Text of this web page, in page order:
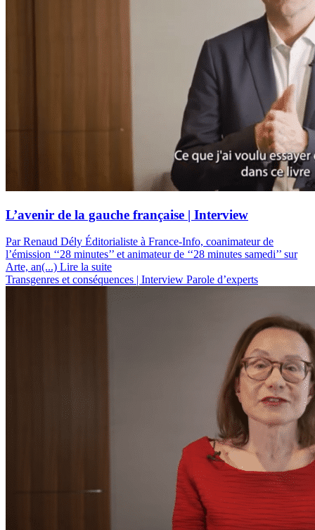
L’avenir de la gauche française | Interview
Par Renaud Dély Éditorialiste à France-Info, coanimateur de
l’émission ‘‘28 minutes’’ et animateur de ‘‘28 minutes samedi’’ sur
Arte, an(...) Lire la suite
Transgenres et conséquences | Interview Parole d’experts